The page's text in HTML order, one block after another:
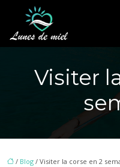
Visiter
/ Blog / Visiter la corse en 2